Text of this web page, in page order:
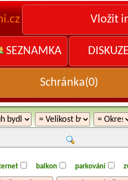
Vložit
SEZNAMKA
Schránka(0)
balkon parkování